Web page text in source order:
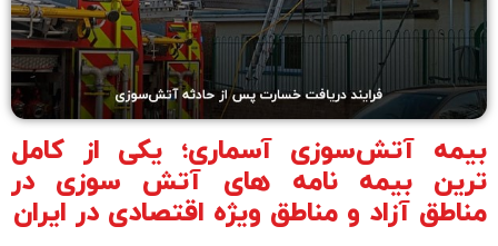
بیمه آتش‌سوزی آسماری؛ یکی از کامل
ترین بیمه نامه های آتش سوزی در
مناطق آزاد و مناطق ویژه اقتصادی در ایران